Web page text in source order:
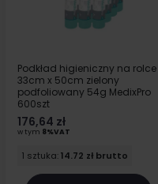
Podkład higieniczny na rolce
33cm x 50cm zielony
podfoliowany 54g MedixPro
600szt
176,64 zł
w tym 8%VAT
1 sztuka:14.72 zł brutto